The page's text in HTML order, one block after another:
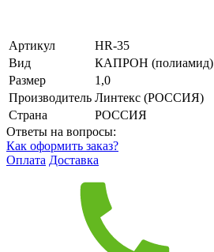
Артикул
HR-35
Вид
КАПРОН (полиамид)
Размер
1,0
Производитель Линтекс (РОССИЯ)
Страна
РОССИЯ
Ответы на вопросы:
Как оформить заказ?
Оплата Доставка